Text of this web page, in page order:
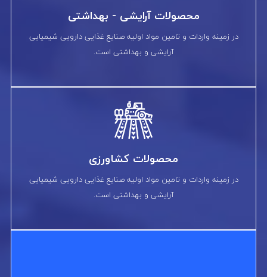
محصولات آرایشی - بهداشتی
در زمینه واردات و تامین مواد اولیه صنایع غذایی دارویی شیمیایی
آرایشی و بهداشتی است.
محصولات کشاورزی
در زمینه واردات و تامین مواد اولیه صنایع غذایی دارویی شیمیایی
آرایشی و بهداشتی است.